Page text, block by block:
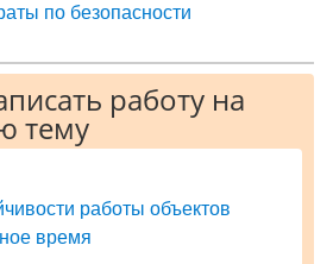
по безопасности
работу на
тему
работы объектов
время